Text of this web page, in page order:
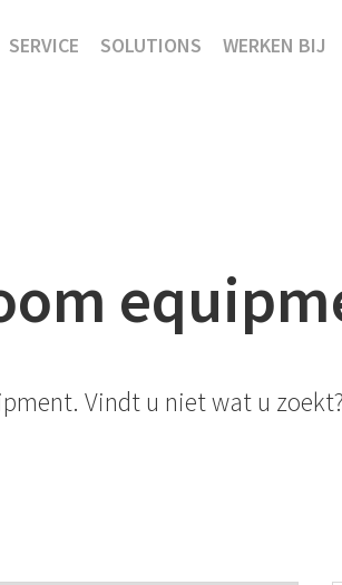
SERVICE SOLUTIONS WERKEN BIJ
Vindt u niet wat u